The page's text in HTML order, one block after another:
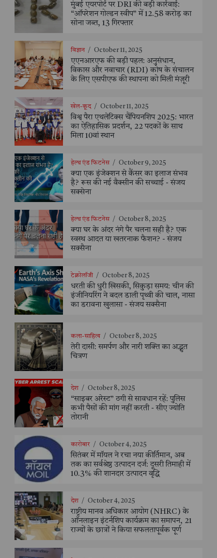
मुंबई एयरपोर्ट पर DRI की बड़ी कार्रवाई:
“ऑपरेशन गोल्डन स्वीप” में 12.58 करोड़ का
सोना जब्त, 13 गिरफ्तार
विज्ञान / October 11, 2025
एएनआरएफ की बड़ी पहल: अनुसंधान,
विकास और नवाचार (RDI) कोष के संचालन
के लिए एसपीएफ की स्थापना को मिली मंज़ूरी
खेल-कूद / October 11, 2025
विश्व पैरा एथलेटिक्स चैंपियनशिप 2025: भारत
का ऐतिहासिक प्रदर्शन, 22 पदकों के साथ
मिला 10वां स्थान
हेल्थ एंड फिटनेस / October 9, 2025
क्या एक इंजेक्शन से कैंसर का इलाज संभव
है? रूस की नई वैक्सीन की सच्चाई - संजय
सक्सेना
हेल्थ एंड फिटनेस / October 8, 2025
क्या घर के अंदर नंगे पैर चलना सही है? एक
स्वस्थ आदत या खतरनाक फैशन? - संजय
सक्सैना
टेक्नोलॉजी / October 8, 2025
धरती की धुरी खिसकी, सिकुड़ा समय: चीन की
इंजीनियरिंग ने बदल डाली पृथ्वी की चाल, नासा
का डरावना खुलासा - संजय सक्सैना
कला-साहित्य / October 8, 2025
तेरी दासी: समर्पण और नारी शक्ति का अद्भुत
चित्रण
देश / October 8, 2025
“साइबर अरेस्ट” ठगी से सावधान रहें: पुलिस
कभी पैसों की मांग नहीं करती - सीए ज्योति
तोरानी
कारोबार / October 4, 2025
सितंबर में मॉयल ने रचा नया कीर्तिमान, अब
तक का सर्वश्रेष्ठ उत्पादन दर्ज: दूसरी तिमाही में
10.3% की शानदार उत्पादन वृद्धि
देश / October 4, 2025
राष्ट्रीय मानव अधिकार आयोग (NHRC) के
ऑनलाइन इंटर्नशिप कार्यक्रम का समापन, 21
राज्यों के छात्रों ने किया सफलतापूर्वक पूर्ण